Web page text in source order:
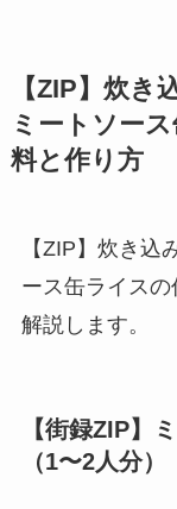
【ZIP】炊
ミートソー
料と作り方
【ZIP】炊き
ース缶ライス
解説します。
【街録ZIP】
（1〜2人分）